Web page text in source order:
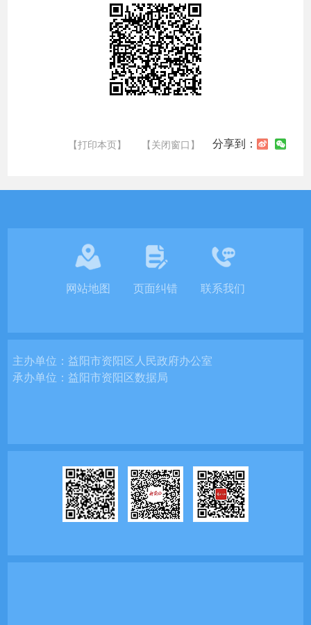
【打印本页】 【关闭窗口】 分享到：
网站地图 页面纠错 联系我们
主办单位：益阳市资阳区人民政府办公室
承办单位：益阳市资阳区数据局